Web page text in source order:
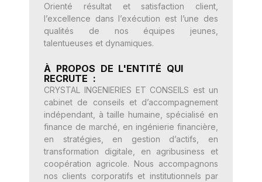
Orienté résultat et satisfaction client,
l’excellence dans l’exécution est l’une des
qualités de nos équipes jeunes,
talentueuses et dynamiques.
À PROPOS DE L'ENTITÉ QUI
RECRUTE :
CRYSTAL INGENIERIES ET CONSEILS est un
cabinet de conseils et d’accompagnement
indépendant, à taille humaine, spécialisé en
finance de marché, en ingénierie financière,
en stratégies, en gestion d’actifs, en
transformation digitale, en agribusiness et
coopération agricole. Nous accompagnons
nos clients corporatifs et institutionnels par